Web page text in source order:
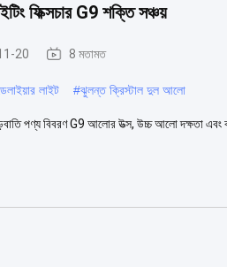
ফিক্সচার G9 শক্তি সঞ্চয়
20 8 মতামত
লাইট #ঝুলন্ত ক্রিস্টাল দুল আলো
পণ্য বিবরণ G9 আলোর উত্স, উচ্চ আলো দক্ষতা